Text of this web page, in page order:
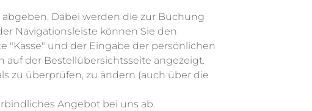
Dabei werden die zur Buchung
Navigationsleiste können Sie den
"Kasse" und der Eingabe der persönlichen
der Bestellübersichtsseite angezeigt.
zu überprüfen, zu ändern (auch über die
Angebot bei uns ab.